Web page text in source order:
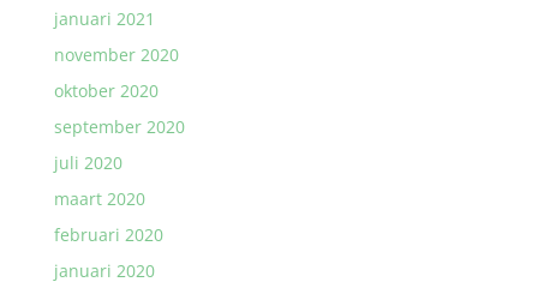
januari 2021
november 2020
oktober 2020
september 2020
juli 2020
maart 2020
februari 2020
januari 2020